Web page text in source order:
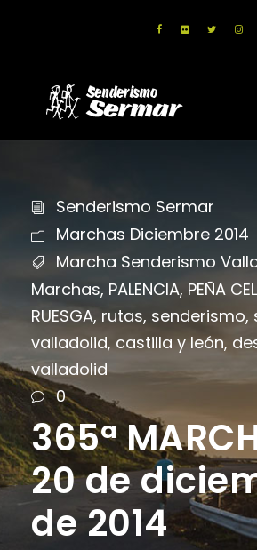
Senderismo Sermar
Marchas Diciembre 2014
Marcha Senderismo
Marchas, PALENCIA, PEÑA
RUESGA, rutas, senderismo,
valladolid, castilla y león,
valladolid
0
365ª
20 de
de 2014